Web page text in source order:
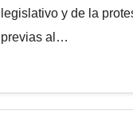
legislativo y de la
previas al…